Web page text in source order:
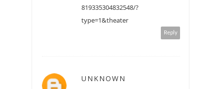
819335304832548/?
type=1&theater
Reply
UNKNOWN